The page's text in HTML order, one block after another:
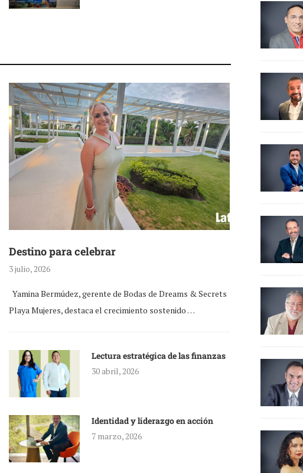
Destino para celebrar
3 julio, 2026
Yamina Bermúdez, gerente de Bodas de Dreams & Secrets
Playa Mujeres, destaca el crecimiento sostenido …
Lectura estratégica de las finanzas
30 abril, 2026
Identidad y liderazgo en acción
7 marzo, 2026